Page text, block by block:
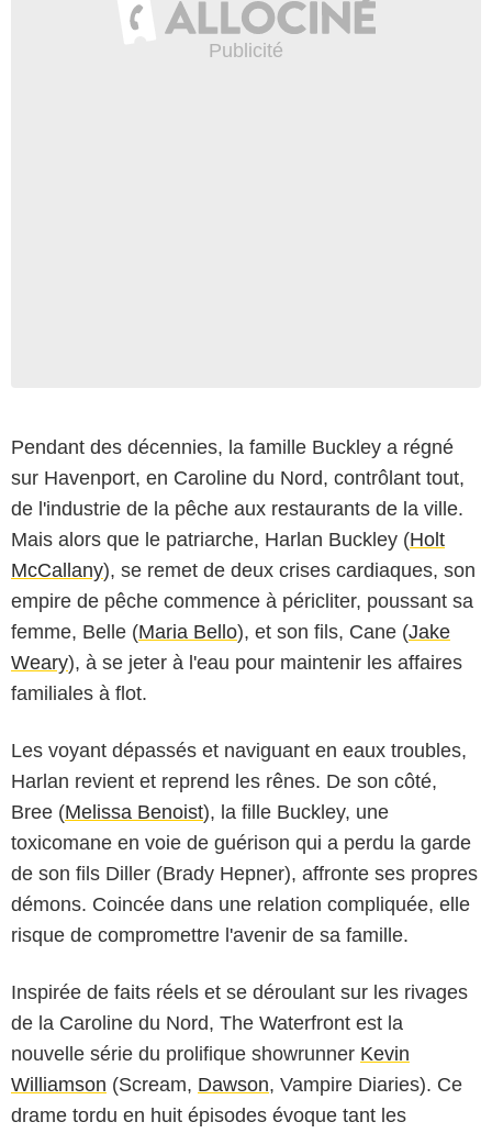
Pendant des décennies, la famille Buckley a régné
sur Havenport, en Caroline du Nord, contrôlant tout,
de l'industrie de la pêche aux restaurants de la ville.
Mais alors que le patriarche, Harlan Buckley (Holt
McCallany), se remet de deux crises cardiaques, son
empire de pêche commence à péricliter, poussant sa
femme, Belle (Maria Bello), et son fils, Cane (Jake
Weary), à se jeter à l'eau pour maintenir les affaires
familiales à flot.
Les voyant dépassés et naviguant en eaux troubles,
Harlan revient et reprend les rênes. De son côté,
Bree (Melissa Benoist), la fille Buckley, une
toxicomane en voie de guérison qui a perdu la garde
de son fils Diller (Brady Hepner), affronte ses propres
démons. Coincée dans une relation compliquée, elle
risque de compromettre l'avenir de sa famille.
Inspirée de faits réels et se déroulant sur les rivages
de la Caroline du Nord, The Waterfront est la
nouvelle série du prolifique showrunner Kevin
Williamson (Scream, Dawson, Vampire Diaries). Ce
drame tordu en huit épisodes évoque tant les